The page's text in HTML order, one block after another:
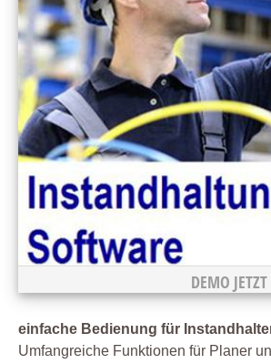
DEMO
einfache Bedienung für
Umfangreiche Funktionen für Planer